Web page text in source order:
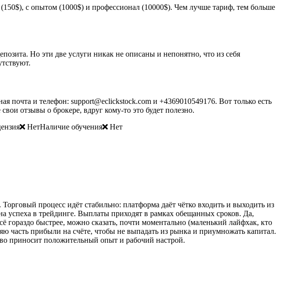
с опытом (1000$) и профессионал (10000$). Чем лучше тариф, тем больше
Но эти две услуги никак не описаны и непонятно, что из себя
почта и телефон: support@eclickstock.com и +4369010549176. Вот только есть
отзывы о брокере, вдруг кому-то это будет полезно.
НетНаличие обучения Нет
процесс идёт стабильно: платформа даёт чётко входить и выходить из
успеха в трейдинге. Выплаты приходят в рамках обещанных сроков. Да,
гораздо быстрее, можно сказать, почти моментально (маленький лайфхак, кто
часть прибыли на счёте, чтобы не выпадать из рынка и приумножать капитал.
приносит положительный опыт и рабочий настрой.